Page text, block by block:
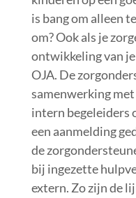
is bang om alleen
om? Ook als je
ontwikkeling van
OJA. De
samenwerking
intern begeleiders
een aanmelding
de
bij ingezette
extern. Zo zijn de